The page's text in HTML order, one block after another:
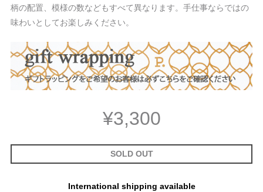
柄の配置、模様の数などもすべて異なります。手仕事ならではの
味わいとしてお楽しみください。
¥3,300
SOLD OUT
International shipping available